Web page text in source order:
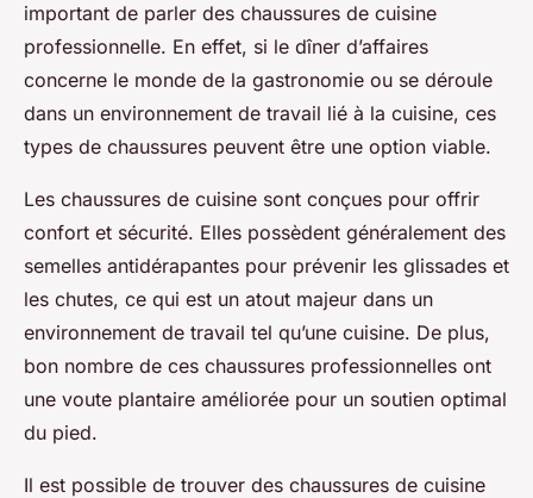
important de parler des chaussures de cuisine
professionnelle. En effet, si le dîner d’affaires
concerne le monde de la gastronomie ou se déroule
dans un environnement de travail lié à la cuisine, ces
types de chaussures peuvent être une option viable.
Les chaussures de cuisine sont conçues pour offrir
confort et sécurité. Elles possèdent généralement des
semelles antidérapantes pour prévenir les glissades et
les chutes, ce qui est un atout majeur dans un
environnement de travail tel qu’une cuisine. De plus,
bon nombre de ces chaussures professionnelles ont
une voute plantaire améliorée pour un soutien optimal
du pied.
Il est possible de trouver des chaussures de cuisine